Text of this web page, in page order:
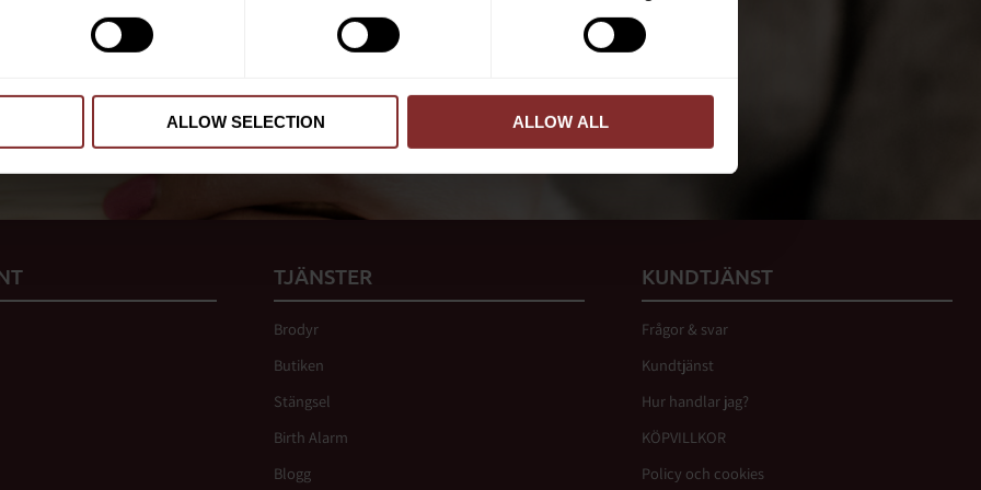
ALLOW SELECTION ALLOW ALL
PRENUMERERA
TJÄNSTER
Brodyr
Butiken
Stängsel
Birth Alarm
Blogg
KUNDTJÄNST
Frågor & svar
Kundtjänst
Hur handlar jag?
KÖPVILLKOR
Policy och cookies